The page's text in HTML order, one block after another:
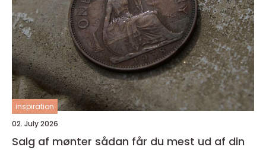
inspiration
02. July 2026
Salg af mønter sådan får du mest ud af din